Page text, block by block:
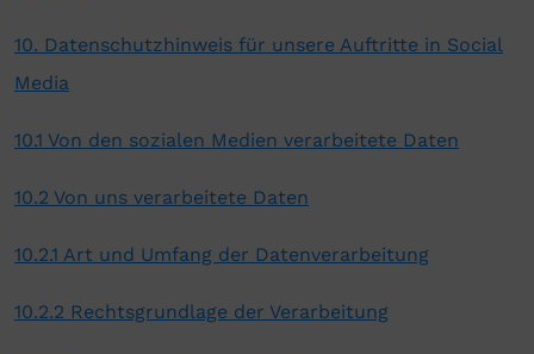
10. Datenschutzhinweis für unsere Auftritte in Social
Media
10.1 Von den sozialen Medien verarbeitete Daten
10.2 Von uns verarbeitete Daten
10.2.1 Art und Umfang der Datenverarbeitung
10.2.2 Rechtsgrundlage der Verarbeitung